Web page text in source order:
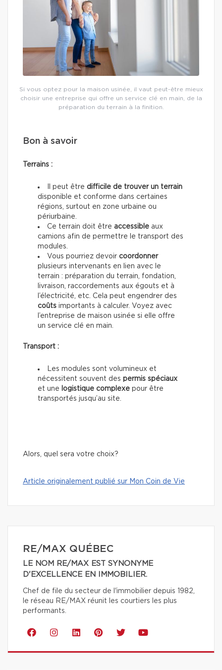
Si vous optez pour la maison usinée, il vaut peut-être mieux
choisir une entreprise qui offre un service clé en main, de la
préparation du terrain à la finition.
Bon à savoir
Terrains :
Il peut être difficile de trouver un terrain
disponible et conforme dans certaines
régions, surtout en zone urbaine ou
périurbaine.
Ce terrain doit être accessible aux
camions afin de permettre le transport des
modules.
Vous pourriez devoir coordonner
plusieurs intervenants en lien avec le
terrain : préparation du terrain, fondation,
livraison, raccordements aux égouts et à
l’électricité, etc. Cela peut engendrer des
coûts importants à calculer. Voyez avec
l’entreprise de maison usinée si elle offre
un service clé en main.
Transport :
Les modules sont volumineux et
nécessitent souvent des permis spéciaux
et une logistique complexe pour être
transportés jusqu’au site.
Alors, quel sera votre choix?
Article originalement publié sur Mon Coin de Vie
RE/MAX QUÉBEC
LE NOM RE/MAX EST SYNONYME
D'EXCELLENCE EN IMMOBILIER.
Chef de file du secteur de l'immobilier depuis 1982,
le réseau RE/MAX réunit les courtiers les plus
performants.